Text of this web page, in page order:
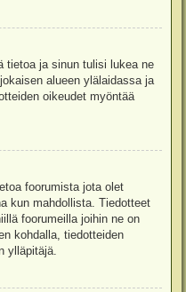
tietoa ja sinun tulisi lukea ne
alueen ylälaidassa ja
oikeudet myöntää
foorumista jota olet
kun mahdollista. Tiedotteet
foorumeilla joihin ne on
kohdalla, tiedotteiden
ylläpitäjä.